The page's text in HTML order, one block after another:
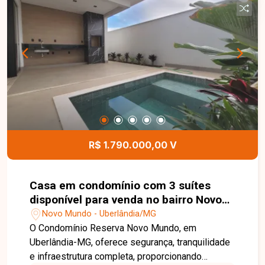
implantação de projeto BTS (Built to Suit), além
de pátio com aproximadamente 40m². Será
entregue com elevador instalado, e os banheiros
poderão ser executados conforme a
necessidade do futuro ocupante. O espaço
oferece excelente potencial para instalação de
docas, centros de distribuição, armazenagem e
diversos segmentos industriais ou logísticos. O
pátio externo poderá ser negociado
separadamente, proporcionando ainda mais
flexibilidade ao projeto. Entre em contato para
conhecer esta excelente oportunidade comercial.
R$ 1.790.000,00 V
Casa em condomínio com 3 suítes
disponível para venda no bairro Novo
Mundo em Uberlândia-MG
Novo Mundo - Uberlândia/MG
O Condomínio Reserva Novo Mundo, em
Uberlândia-MG, oferece segurança, tranquilidade
e infraestrutura completa, proporcionando